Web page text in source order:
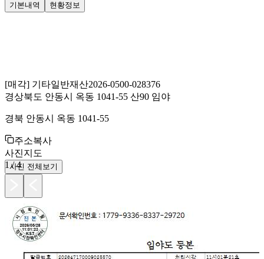
기본내역
현황정보
[매각] 기타일반재산2026-0500-028376
경상북도 안동시 옥동 1041-55 산90 임야
경북 안동시 옥동 1041-55
주소복사
사진지도
1 /4
사진 전체보기